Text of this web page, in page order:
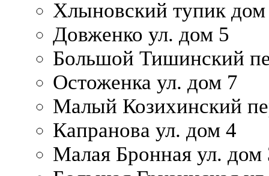
Хлыновский тупик
Довженко ул. дом 5
Большой Тишинский
Остоженка ул. дом 7
Малый Козихинский
Капранова ул. дом 4
Малая Бронная ул. дом